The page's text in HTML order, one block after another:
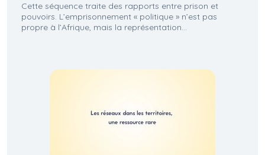
Cette séquence traite des rapports entre prison et
pouvoirs. L’emprisonnement « politique » n’est pas
propre à l’Afrique, mais la représentation...